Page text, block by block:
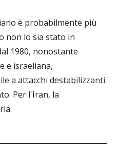
è probabilmente più
non lo sia stato in
1980, nonostante
e israeliana,
a attacchi destabilizzanti
Per l'Iran, la